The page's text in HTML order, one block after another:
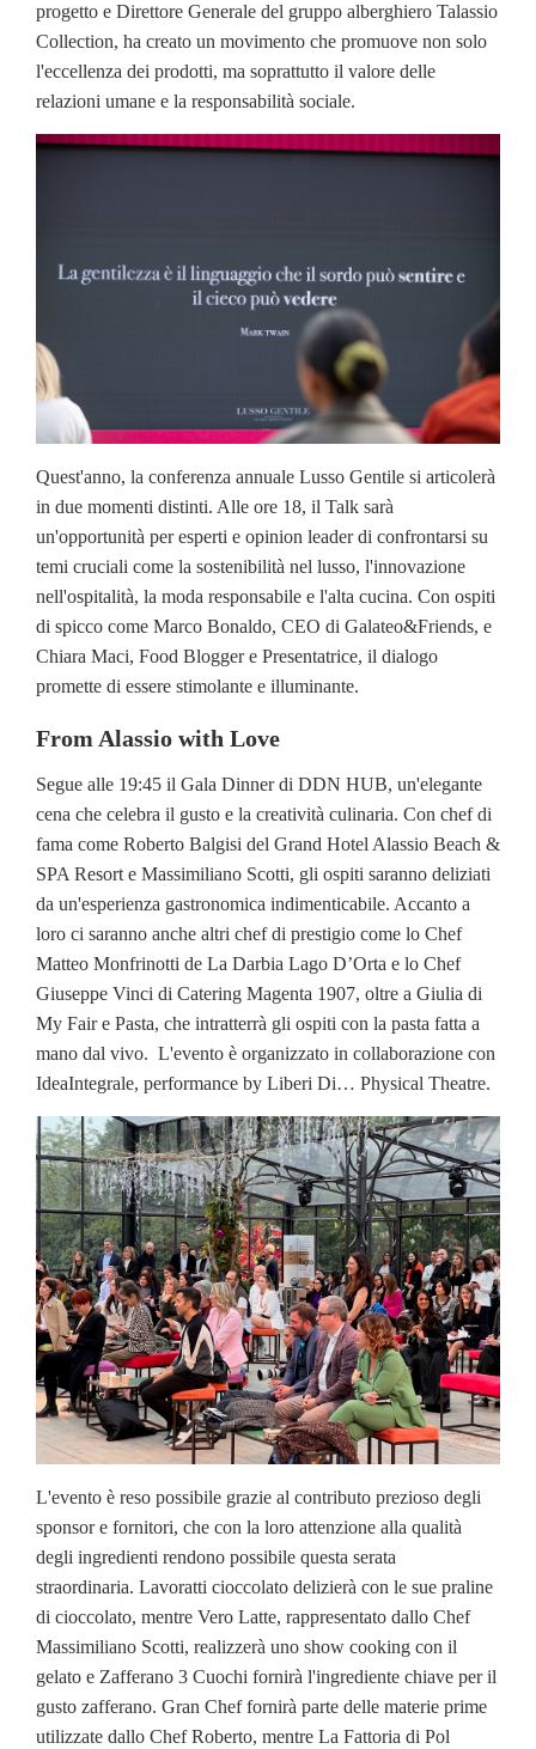
progetto e Direttore Generale del gruppo alberghiero Talassio
Collection, ha creato un movimento che promuove non solo
l'eccellenza dei prodotti, ma soprattutto il valore delle
relazioni umane e la responsabilità sociale.
Quest'anno, la conferenza annuale Lusso Gentile si articolerà
in due momenti distinti. Alle ore 18, il Talk sarà
un'opportunità per esperti e opinion leader di confrontarsi su
temi cruciali come la sostenibilità nel lusso, l'innovazione
nell'ospitalità, la moda responsabile e l'alta cucina. Con ospiti
di spicco come Marco Bonaldo, CEO di Galateo&Friends, e
Chiara Maci, Food Blogger e Presentatrice, il dialogo
promette di essere stimolante e illuminante.
From Alassio with Love
Segue alle 19:45 il Gala Dinner di DDN HUB, un'elegante
cena che celebra il gusto e la creatività culinaria. Con chef di
fama come Roberto Balgisi del Grand Hotel Alassio Beach &
SPA Resort e Massimiliano Scotti, gli ospiti saranno deliziati
da un'esperienza gastronomica indimenticabile. Accanto a
loro ci saranno anche altri chef di prestigio come lo Chef
Matteo Monfrinotti de La Darbia Lago D’Orta e lo Chef
Giuseppe Vinci di Catering Magenta 1907, oltre a Giulia di
My Fair e Pasta, che intratterrà gli ospiti con la pasta fatta a
mano dal vivo. L'evento è organizzato in collaborazione con
IdeaIntegrale, performance by Liberi Di… Physical Theatre.
L'evento è reso possibile grazie al contributo prezioso degli
sponsor e fornitori, che con la loro attenzione alla qualità
degli ingredienti rendono possibile questa serata
straordinaria. Lavoratti cioccolato delizierà con le sue praline
di cioccolato, mentre Vero Latte, rappresentato dallo Chef
Massimiliano Scotti, realizzerà uno show cooking con il
gelato e Zafferano 3 Cuochi fornirà l'ingrediente chiave per il
gusto zafferano. Gran Chef fornirà parte delle materie prime
utilizzate dallo Chef Roberto, mentre La Fattoria di Pol